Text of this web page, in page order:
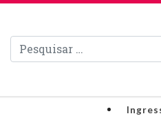
Pesquisar